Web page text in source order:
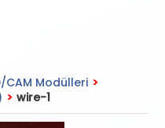
CAM Modülleri >
> wire-1